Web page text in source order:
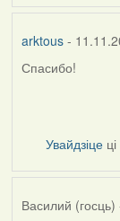
arktous-
In
Harrier
Спасибо!
Увайдзіце ці
Василий (госць)